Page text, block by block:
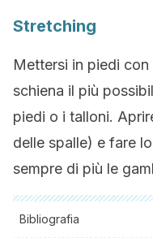
Stretching
Mettersi in piedi
schiena il più
piedi o i talloni.
delle spalle) e fare
sempre di più le
Bibliografia